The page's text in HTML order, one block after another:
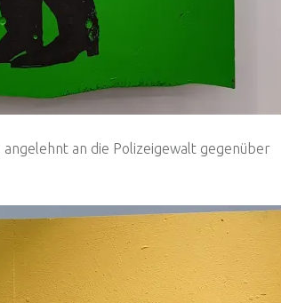
an die Polizeigewalt gegenüber